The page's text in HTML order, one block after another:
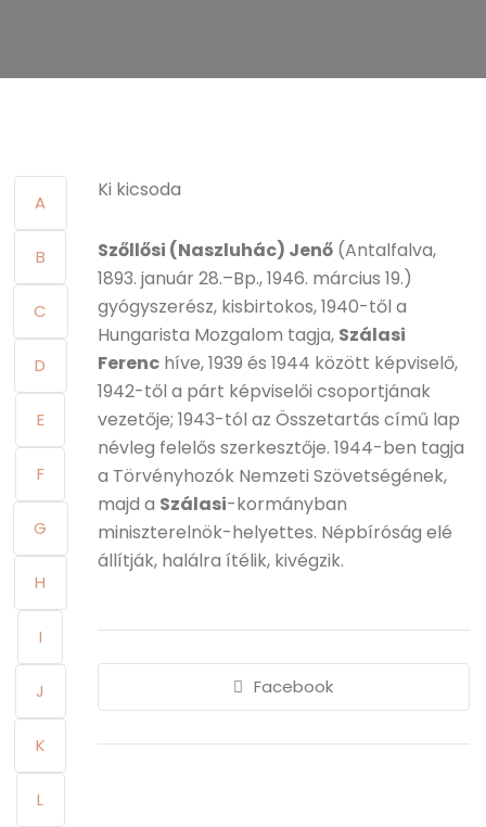
A
B
C
D
E
F
G
H
I
J
K
L
Ki kicsoda
Szőllősi (Naszluhác) Jenő(Antalfalva,
1893. január 28.–Bp., 1946. március 19.)
gyógyszerész, kisbirtokos, 1940-től a
Hungarista Mozgalom tagja, Szálasi
Ferenchíve, 1939 és 1944 között képviselő,
1942-től a párt képviselői csoportjának
vezetője; 1943-tól az Összetartás című lap
névleg felelős szerkesztője. 1944-ben tagja
a Törvényhozók Nemzeti Szövetségének,
majd a Szálasi-kormányban
miniszterelnök-helyettes. Népbíróság elé
állítják, halálra ítélik, kivégzik.
Facebook